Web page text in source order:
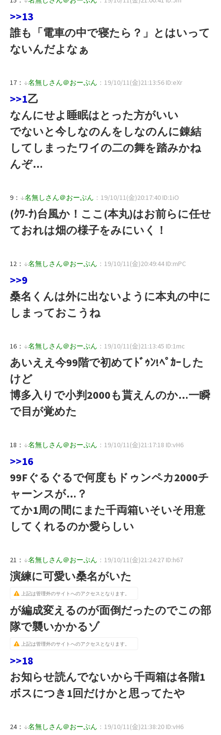
>>13
誰も「電車の中で寝たら？」とはいって
ないんだよなぁ
17： ↓名無しさん＠おーぷん ：19/10/11(金)21:13:56 ID:eXr
>>1乙
なんにせよ睡眠はとった方がいい
でないと今しなのんをしなのんに錬結
してしまったワイの二の舞を踏みかね
んぞ…
9： ↓名無しさん＠おーぷん ：19/10/11(金)20:17:40 ID:1iO
(ｸﾜ-ﾅ)台風か！ここ(本丸)はお前らに任せ
ておれは畑の様子をみにいく！
12： ↓名無しさん＠おーぷん ：19/10/11(金)20:49:44 ID:mPC
>>9
桑名くんは外に出ないように本丸の中に
しまっておこうね
16： ↓名無しさん＠おーぷん ：19/10/11(金)21:13:45 ID:1mc
あいええ今99階で初めてﾄﾞｩﾝ!ﾍﾟｶｰした
けど
博多入りで小判2000も貰えんのか…一瞬
で目が覚めた
18： ↓名無しさん＠おーぷん ：19/10/11(金)21:17:18 ID:vH6
>>16
99Fぐるぐるで何度もドゥンペカ2000チ
ャーンスが…？
てか1周の間にまた千両箱いそいそ用意
してくれるのか愛らしい
21： ↓名無しさん＠おーぷん ：19/10/11(金)21:24:27 ID:h67
演練に可愛い桑名がいた
上記は管理外のサイトへのアクセスとなります。
が編成変えるのが面倒だったのでこの部
隊で襲いかかるゾ
上記は管理外のサイトへのアクセスとなります。
>>18
お知らせ読んでないから千両箱は各階1
ボスにつき1回だけかと思ってたや
24： ↓名無しさん＠おーぷん ：19/10/11(金)21:38:20 ID:vH6